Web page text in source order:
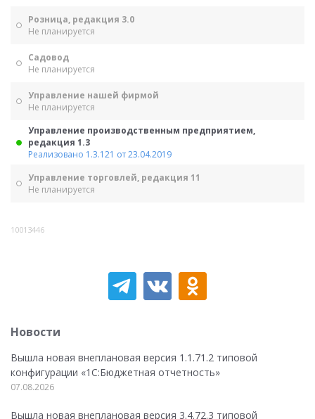
Розница, редакция 3.0
Не планируется
Садовод
Не планируется
Управление нашей фирмой
Не планируется
Управление производственным предприятием,
редакция 1.3
Реализовано 1.3.121 от 23.04.2019
Управление торговлей, редакция 11
Не планируется
10013446
Новости
Вышла новая внеплановая версия 1.1.71.2 типовой
конфигурации «1C:Бюджетная отчетность»
07.08.2026
Вышла новая внеплановая версия 3.4.72.3 типовой